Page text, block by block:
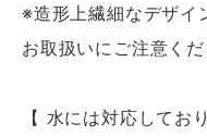
※造形上繊細なデザイ
お取扱いにご注意くだ
【 水には対応してお